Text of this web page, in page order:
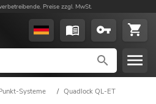
Preise zzgl. MwSt.
Systeme / Quadlock QL-ET